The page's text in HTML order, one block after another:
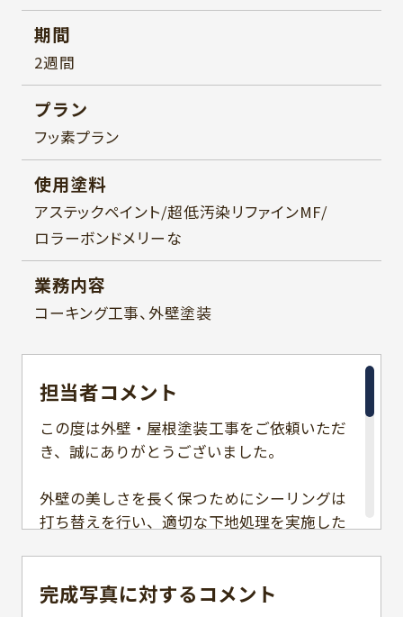
期間
2週間
プラン
フッ素プラン
使用塗料
アステックペイント/超低汚染リファインMF/
ロラーボンドメリーな
業務内容
コーキング工事、外壁塗装
担当者コメント
この度は外壁・屋根塗装工事をご依頼いただ
き、誠にありがとうございました。
外壁の美しさを長く保つためにシーリングは
打ち替えを行い、適切な下地処理を実施した
を高めています。
完成写真に対するコメント